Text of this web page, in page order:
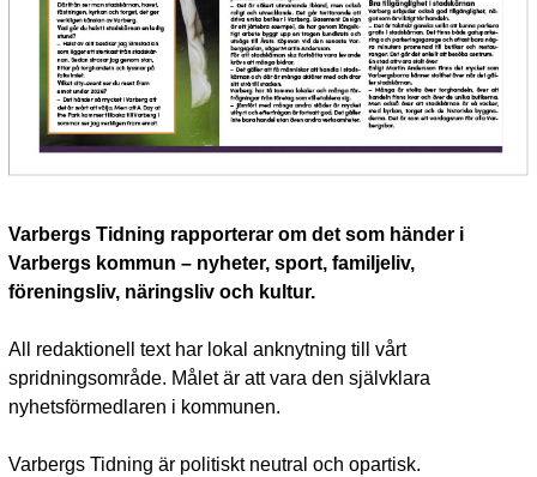
Varbergs Tidning rapporterar om det som händer i
Varbergs kommun – nyheter, sport, familjeliv,
föreningsliv, näringsliv och kultur.
All redaktionell text har lokal anknytning till vårt
spridningsområde. Målet är att vara den självklara
nyhetsförmedlaren i kommunen.
Varbergs Tidning är politiskt neutral och opartisk.